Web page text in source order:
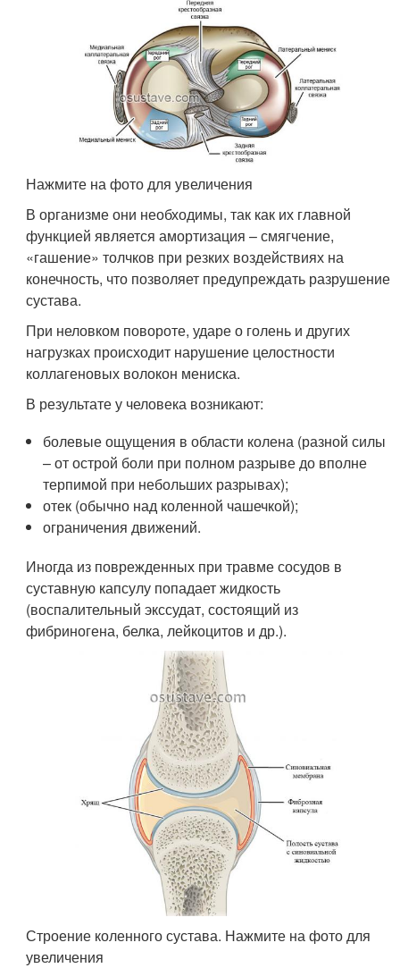
Нажмите на фото для увеличения
В организме они необходимы, так как их главной
функцией является амортизация – смягчение,
«гашение» толчков при резких воздействиях на
конечность, что позволяет предупреждать разрушение
сустава.
При неловком повороте, ударе о голень и других
нагрузках происходит нарушение целостности
коллагеновых волокон мениска.
В результате у человека возникают:
болевые ощущения в области колена (разной силы
– от острой боли при полном разрыве до вполне
терпимой при небольших разрывах);
отек (обычно над коленной чашечкой);
ограничения движений.
Иногда из поврежденных при травме сосудов в
суставную капсулу попадает жидкость
(воспалительный экссудат, состоящий из
фибриногена, белка, лейкоцитов и др.).
Строение коленного сустава. Нажмите на фото для
увеличения